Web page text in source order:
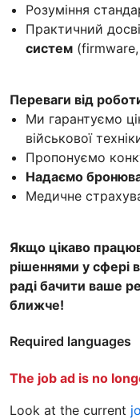
Розуміння
Практичний
систем
Переваги від
Ми гарантуємо
військової
Пропонуємо
Надаємо
Медичне
Якщо цікаво
рішеннями у сфері
раді бачити ваше
ближче!
Required languages
The job ad is no
Look at the current